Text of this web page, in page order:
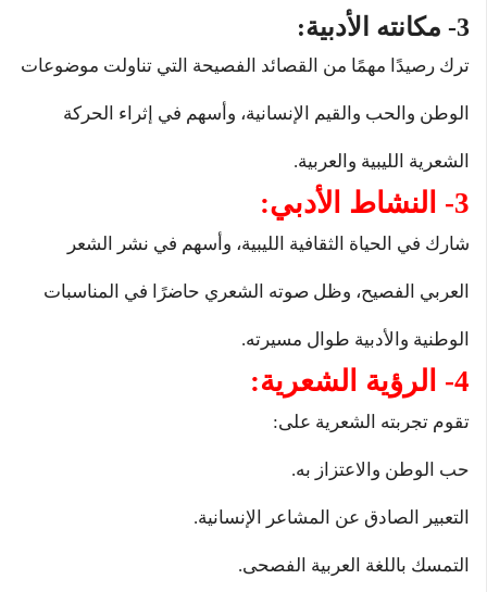
3- مكانته الأدبية:
ترك رصيدًا مهمًا من القصائد الفصيحة التي تناولت موضوعات
الوطن والحب والقيم الإنسانية، وأسهم في إثراء الحركة
الشعرية الليبية والعربية.
3- النشاط الأدبي:
شارك في الحياة الثقافية الليبية، وأسهم في نشر الشعر
العربي الفصيح، وظل صوته الشعري حاضرًا في المناسبات
الوطنية والأدبية طوال مسيرته.
4- الرؤية الشعرية:
تقوم تجربته الشعرية على:
حب الوطن والاعتزاز به.
التعبير الصادق عن المشاعر الإنسانية.
التمسك باللغة العربية الفصحى.